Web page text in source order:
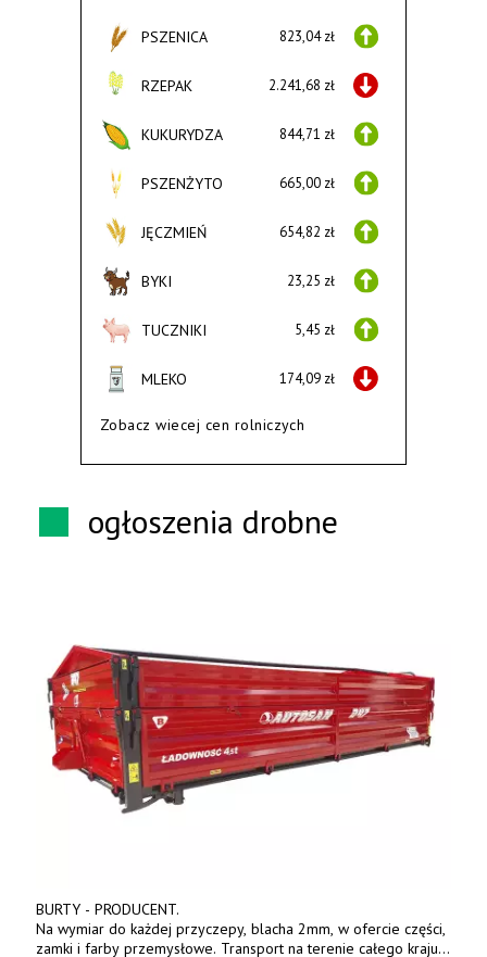
PSZENICA 823,04 zł
RZEPAK 2.241,68 zł
KUKURYDZA 844,71 zł
PSZENŻYTO 665,00 zł
JĘCZMIEŃ 654,82 zł
BYKI 23,25 zł
TUCZNIKI 5,45 zł
MLEKO 174,09 zł
Zobacz wiecej cen rolniczych
ogłoszenia drobne
BURTY - PRODUCENT.
Na wymiar do każdej przyczepy, blacha 2mm, w ofercie części,
zamki i farby przemysłowe. Transport na terenie całego kraju.